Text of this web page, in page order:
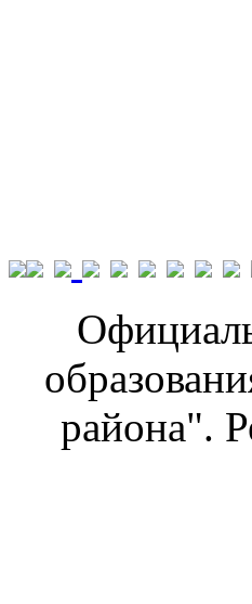
района".